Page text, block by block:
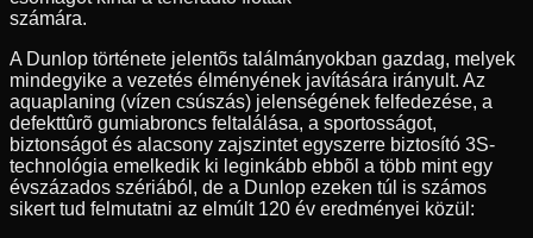
számára.
A Dunlop története jelentõs találmányokban gazdag, melyek
mindegyike a vezetés élményének javítására irányult. Az
aquaplaning (vízen csúszás) jelenségének felfedezése, a
defekttûrõ gumiabroncs feltalálása, a sportosságot,
biztonságot és alacsony zajszintet egyszerre biztosító 3S-
technológia emelkedik ki leginkább ebbõl a több mint egy
évszázados szériából, de a Dunlop ezeken túl is számos
sikert tud felmutatni az elmúlt 120 év eredményei közül: